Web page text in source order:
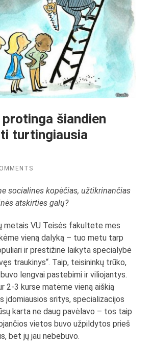
šiandien
turtingiausia
socialines kopėčias, užtikrinančias
atskirties galų?
metais VU Teisės fakultete mes
vieną dalyką – tuo metu tarp
ir prestižine laikyta specialybė
traukinys“. Taip, teisininkų trūko,
lengvai pastebimi ir viliojantys.
2-3 kurse matėme vieną aiškią
įdomiausios sritys, specializacijos
karta ne daug pavėlavo – tos taip
vietos buvo užpildytos prieš
bet jų jau nebebuvo.